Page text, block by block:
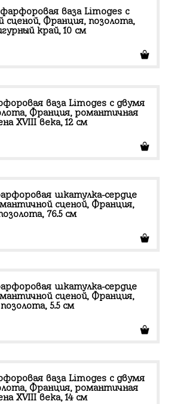
ваза Limoges с
сценой, Франция, позолота,
край, 10 см
ваза Limoges с двумя
Франция, романтичная
XVIII века, 12 см
шкатулка-сердце
сценой, Франция,
76.5 см
шкатулка-сердце
сценой, Франция,
позолота, 5.5 см
ваза Limoges с двумя
Франция, романтичная
XVIII века, 14 см